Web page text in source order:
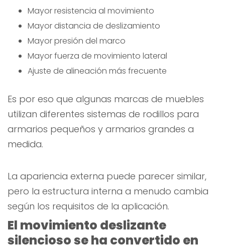
Mayor resistencia al movimiento
Mayor distancia de deslizamiento
Mayor presión del marco
Mayor fuerza de movimiento lateral
Ajuste de alineación más frecuente
Es por eso que algunas marcas de muebles
utilizan diferentes sistemas de rodillos para
armarios pequeños y armarios grandes a
medida.
La apariencia externa puede parecer similar,
pero la estructura interna a menudo cambia
según los requisitos de la aplicación.
El movimiento deslizante
silencioso se ha convertido en